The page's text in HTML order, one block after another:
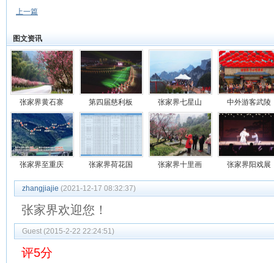
上一篇
图文资讯
张家界黄石寨 第四届慈利板 张家界七星山 中外游客武陵
张家界至重庆 张家界荷花国 张家界十里画 张家界阳戏展
zhangjiajie (2021-12-17 08:32:37)
张家界欢迎您！
Guest (2015-2-22 22:24:51)
评5分